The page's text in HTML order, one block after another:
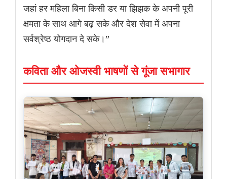
जहां हर महिला बिना किसी डर या झिझक के अपनी पूरी
क्षमता के साथ आगे बढ़ सके और देश सेवा में अपना
सर्वश्रेष्ठ योगदान दे सके।”
कविता और ओजस्वी भाषणों से गूंजा सभागार